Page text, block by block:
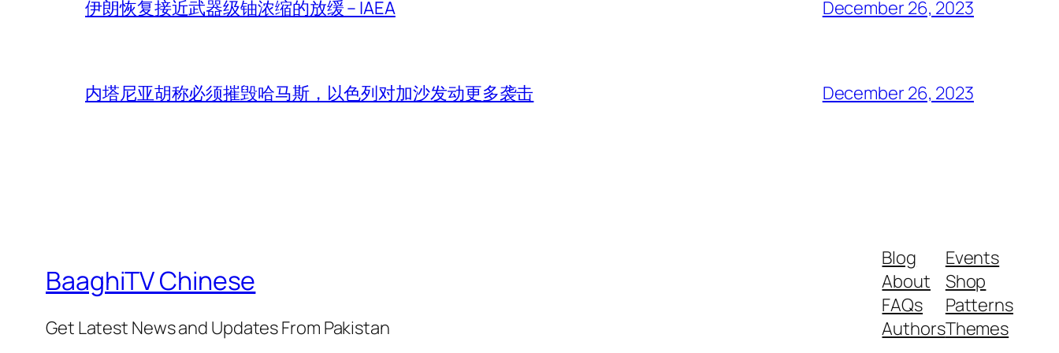
伊朗恢复接近武器级铀浓缩的放缓 – IAEA December 26, 2023
内塔尼亚胡称必须摧毁哈马斯，以色列对加沙发动更多袭击 December 26, 2023
BaaghiTV Chinese
Get Latest News and Updates From Pakistan
Blog
About
FAQs
Authors
Events
Shop
Patterns
Themes